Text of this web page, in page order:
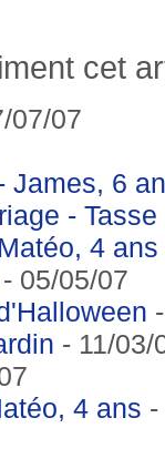
cet
07/07
James, 6
-
4 ans
- 05/05/07
- 11/03/
4 ans